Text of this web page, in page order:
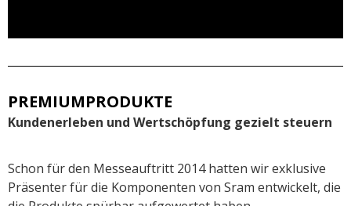
PREMIUMPRODUKTE
Kundenerleben und Wertschöpfung gezielt steuern
Schon für den Messeauftritt 2014 hatten wir exklusive
Präsenter für die Komponenten von Sram entwickelt, die